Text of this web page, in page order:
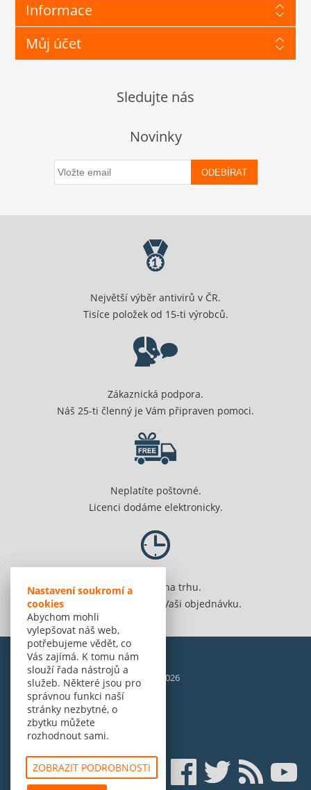
Nastavení soukromí a
cookies
Abychom mohli
vylepšovat náš web,
potřebujeme vědět, co
Vás zajímá. K tomu nám
slouží řada nástrojů a
služeb. Některé jsou pro
správnou funkci naší
stránky nezbytné, o
zbytku můžete
rozhodnout sami.
ZOBRAZIT PODROBNOSTI
Informace
Můj účet
Sledujte nás
Novinky
ODEBÍRAT
Největší výběr antivirů v ČR.
Tisíce položek od 15-ti výrobců.
Zákaznická podpora.
Náš 25-ti členný je Vám připraven pomoci.
Neplatíte poštovné.
Licenci dodáme elektronicky.
Jsme 20 let na trhu.
Spolehlivě vyřídíme Vaši objednávku.
© Amenit Software Solutions, 1998 - 2026
Powered by nopCommerce